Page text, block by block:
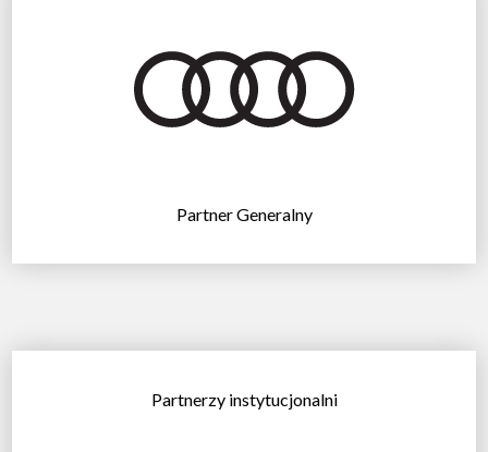
Partner Generalny
Partnerzy instytucjonalni